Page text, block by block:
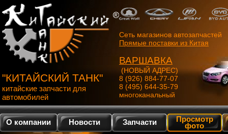
"КИТАЙСКИЙ ТАНК"
китайские запчасти для
автомобилей
Сеть магазинов автозапчастей
Прямые поставки из Китая
ВАРШАВКА
(НОВЫЙ АДРЕС)
8 (926) 884-77-07
8 (495) 644-35-79
многоканальный
О компании Новости Запчасти Просмотр
фото